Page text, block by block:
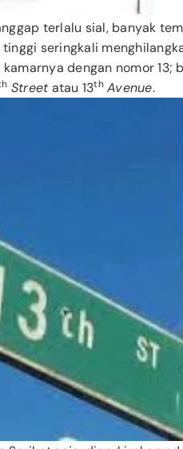
terlalu sial, banyak
tinggi seringkali
dengan nomor
Streetatau 13th Avenue.